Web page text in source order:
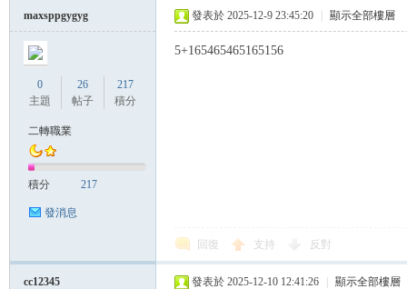
maxsppgygyg
0
主題
26
帖子
217
積分
二轉職業
積分 217
發消息
發表於 2025-12-9 23:45:20 顯示全部樓層
5+165465465165156
回復 支持 反對
cc12345 發表於 2025-12-10 12:41:26 顯示全部樓層